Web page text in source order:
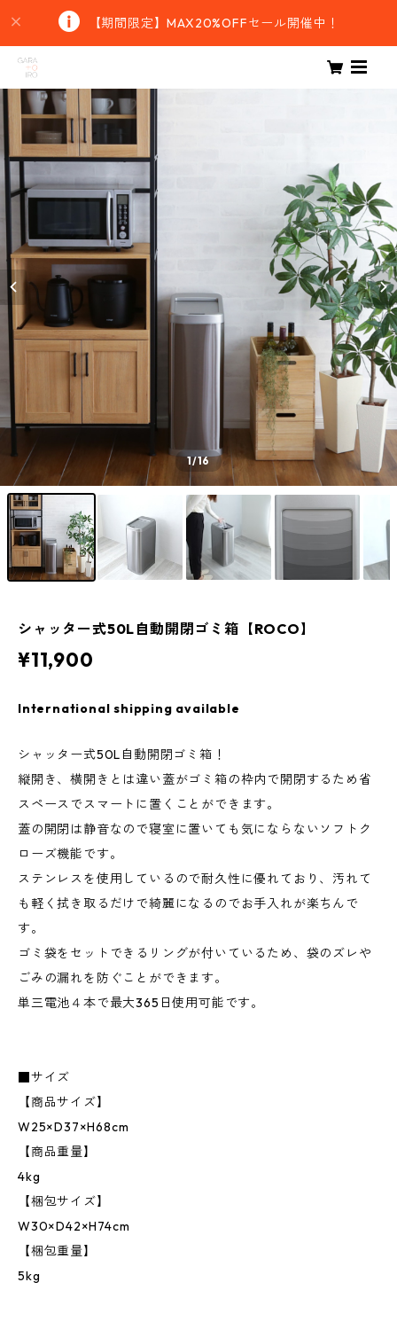
【期間限定】MAX20%OFFセール開催中！
1/16
シャッター式50L自動開閉ゴミ箱【ROCO】
¥11,900
International shipping available
シャッター式50L自動開閉ゴミ箱！
縦開き、横開きとは違い蓋がゴミ箱の枠内で開閉するため省
スペースでスマートに置くことができます。
蓋の開閉は静音なので寝室に置いても気にならないソフトク
ローズ機能です。
ステンレスを使用しているので耐久性に優れており、汚れて
も軽く拭き取るだけで綺麗になるのでお手入れが楽ちんで
す。
ゴミ袋をセットできるリングが付いているため、袋のズレや
ごみの漏れを防ぐことができます。
単三電池４本で最大365日使用可能です。
■サイズ
【商品サイズ】
W25×D37×H68cm
【商品重量】
4kg
【梱包サイズ】
W30×D42×H74cm
【梱包重量】
5kg